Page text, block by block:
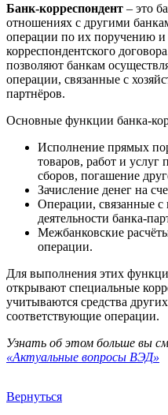
Банк-корреспондент – это
отношениях с другими
операции по их поручению и
корреспондентского
позволяют банкам
операции, связанные с
партнёров.
Основные функции банка-
Исполнение прямых
товаров, работ и услуг
сборов, погашение
Зачисление денег на
Операции, связанные с
деятельности банка-
Межбанковские
операции.
Для выполнения этих
открывают специальные
учитываются средства
соответствующие операции.
Узнать об этом больше вы
«Актуальные вопросы ВЭД»
Вернуться